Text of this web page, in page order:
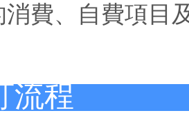
費、自費項目
流程